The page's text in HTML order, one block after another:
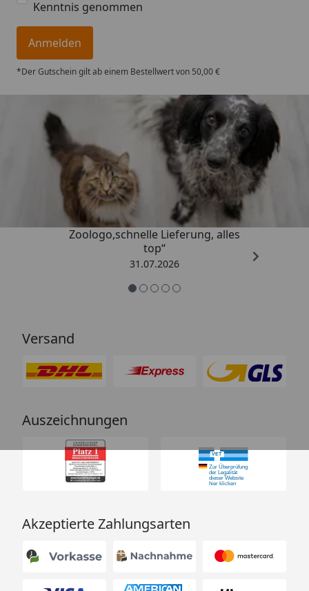
Kenntnis genommen
Anmelden
*Der Gutschein gilt ab einem Bestellwert von 50,00 €
Trusted Shops
4,73/ 5
„Gute Erfahrung mit
Zoologo,schnelle Lieferung, alles
top“
31.07.2026
Versand
Auszeichnungen
Akzeptierte Zahlungsarten